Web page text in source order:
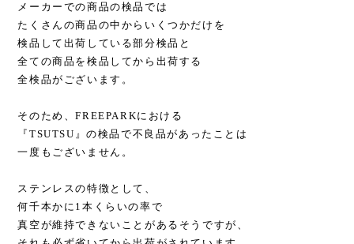
メーカーでの商品の検品では
たくさんの商品の中からいくつかだけを
検品して出荷している部分検品と
全ての商品を検品してから出荷する
全検品がございます。
そのため、FREEPARKにおける
『TSUTSU』の検品で不良品があったことは
一度もございません。
ステンレスの特徴として、
何千本かに1本くらいの率で
真空が維持できないことがあるそうですが、